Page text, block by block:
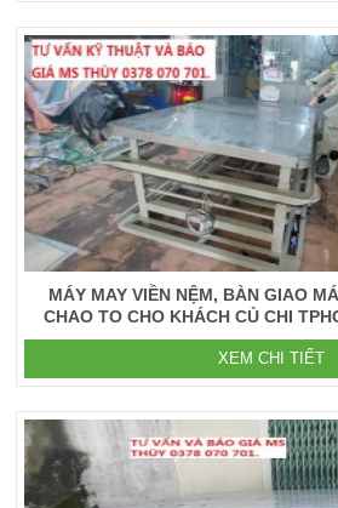
MÁY MAY VIỀN NỆM, BÀN GIAO
CHAO TO CHO KHÁCH CỦ CHI
XEM CHI TIẾT